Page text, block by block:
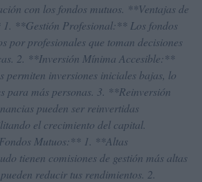
con los fondos mutuos. **Ventajas de
**Gestión Profesional:** Los fondos
por profesionales que toman decisiones
2. **Inversión Mínima Accesible:**
permiten inversiones iniciales bajas, lo
para más personas. 3. **Reinversión
pueden ser reinvertidas
el crecimiento del capital.
Mutuos:** 1. **Altas
tienen comisiones de gestión más altas
reducir tus rendimientos. 2.